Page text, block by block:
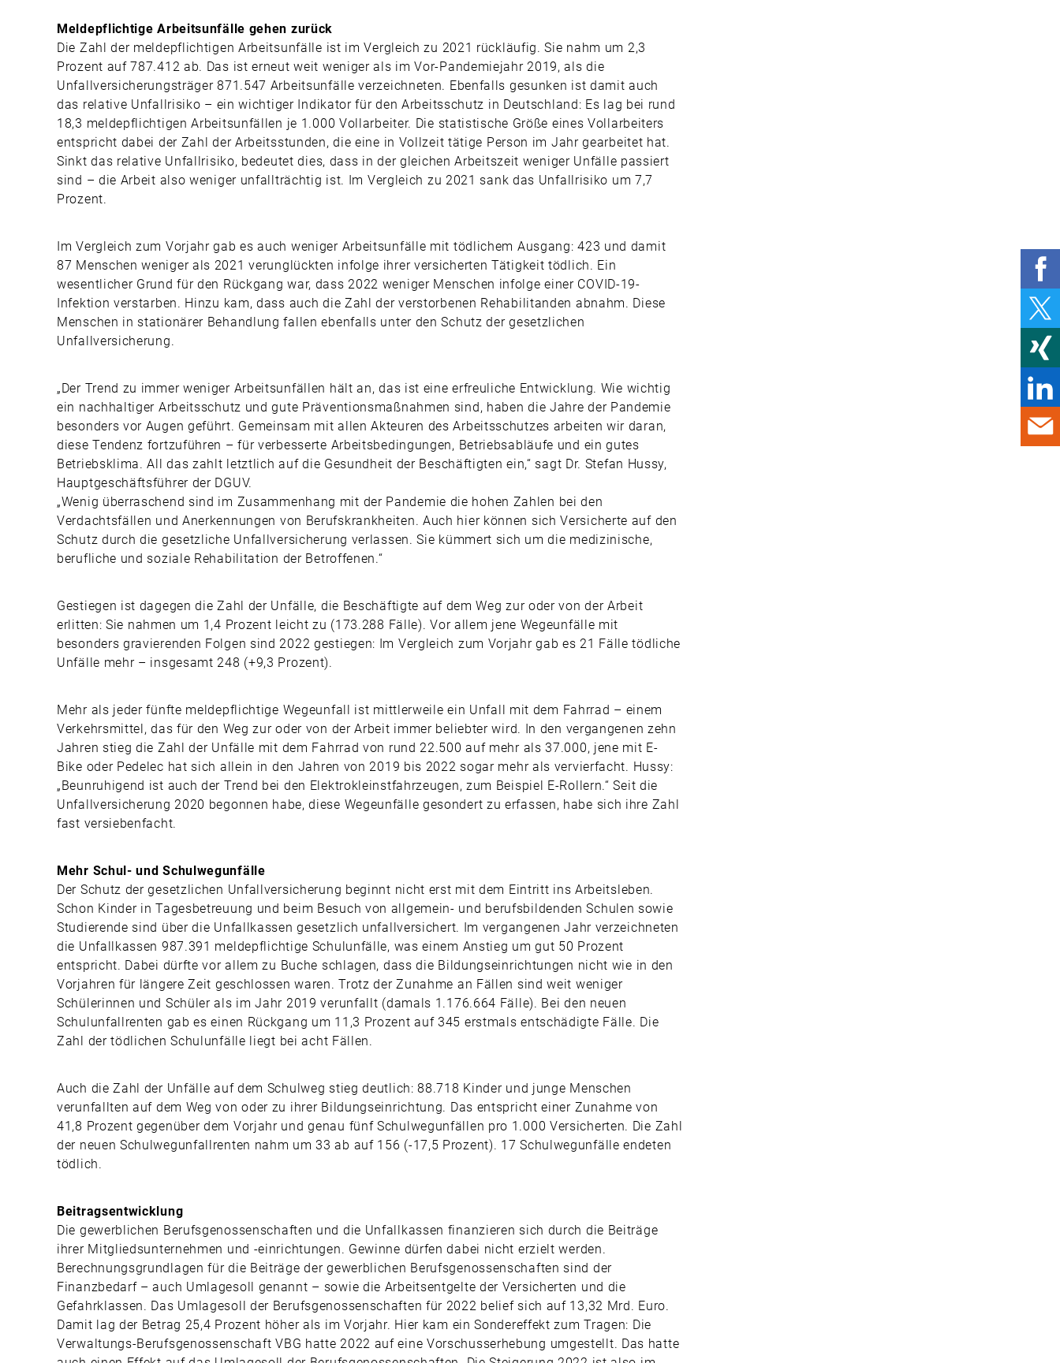
Meldepflichtige Arbeitsunfälle gehen zurück
Die Zahl der meldepflichtigen Arbeitsunfälle ist im Vergleich zu 2021 rückläufig. Sie nahm um 2,3
Prozent auf 787.412 ab. Das ist erneut weit weniger als im Vor-Pandemiejahr 2019, als die
Unfallversicherungsträger 871.547 Arbeitsunfälle verzeichneten. Ebenfalls gesunken ist damit auch
das relative Unfallrisiko – ein wichtiger Indikator für den Arbeitsschutz in Deutschland: Es lag bei rund
18,3 meldepflichtigen Arbeitsunfällen je 1.000 Vollarbeiter. Die statistische Größe eines Vollarbeiters
entspricht dabei der Zahl der Arbeitsstunden, die eine in Vollzeit tätige Person im Jahr gearbeitet hat.
Sinkt das relative Unfallrisiko, bedeutet dies, dass in der gleichen Arbeitszeit weniger Unfälle passiert
sind – die Arbeit also weniger unfallträchtig ist. Im Vergleich zu 2021 sank das Unfallrisiko um 7,7
Prozent.
Im Vergleich zum Vorjahr gab es auch weniger Arbeitsunfälle mit tödlichem Ausgang: 423 und damit
87 Menschen weniger als 2021 verunglückten infolge ihrer versicherten Tätigkeit tödlich. Ein
wesentlicher Grund für den Rückgang war, dass 2022 weniger Menschen infolge einer COVID-19-
Infektion verstarben. Hinzu kam, dass auch die Zahl der verstorbenen Rehabilitanden abnahm. Diese
Menschen in stationärer Behandlung fallen ebenfalls unter den Schutz der gesetzlichen
Unfallversicherung.
„Der Trend zu immer weniger Arbeitsunfällen hält an, das ist eine erfreuliche Entwicklung. Wie wichtig
ein nachhaltiger Arbeitsschutz und gute Präventionsmaßnahmen sind, haben die Jahre der Pandemie
besonders vor Augen geführt. Gemeinsam mit allen Akteuren des Arbeitsschutzes arbeiten wir daran,
diese Tendenz fortzuführen – für verbesserte Arbeitsbedingungen, Betriebsabläufe und ein gutes
Betriebsklima. All das zahlt letztlich auf die Gesundheit der Beschäftigten ein,“ sagt Dr. Stefan Hussy,
Hauptgeschäftsführer der DGUV.
„Wenig überraschend sind im Zusammenhang mit der Pandemie die hohen Zahlen bei den
Verdachtsfällen und Anerkennungen von Berufskrankheiten. Auch hier können sich Versicherte auf den
Schutz durch die gesetzliche Unfallversicherung verlassen. Sie kümmert sich um die medizinische,
berufliche und soziale Rehabilitation der Betroffenen.“
Gestiegen ist dagegen die Zahl der Unfälle, die Beschäftigte auf dem Weg zur oder von der Arbeit
erlitten: Sie nahmen um 1,4 Prozent leicht zu (173.288 Fälle). Vor allem jene Wegeunfälle mit
besonders gravierenden Folgen sind 2022 gestiegen: Im Vergleich zum Vorjahr gab es 21 Fälle tödliche
Unfälle mehr – insgesamt 248 (+9,3 Prozent).
Mehr als jeder fünfte meldepflichtige Wegeunfall ist mittlerweile ein Unfall mit dem Fahrrad – einem
Verkehrsmittel, das für den Weg zur oder von der Arbeit immer beliebter wird. In den vergangenen zehn
Jahren stieg die Zahl der Unfälle mit dem Fahrrad von rund 22.500 auf mehr als 37.000, jene mit E-
Bike oder Pedelec hat sich allein in den Jahren von 2019 bis 2022 sogar mehr als vervierfacht. Hussy:
„Beunruhigend ist auch der Trend bei den Elektrokleinstfahrzeugen, zum Beispiel E-Rollern.“ Seit die
Unfallversicherung 2020 begonnen habe, diese Wegeunfälle gesondert zu erfassen, habe sich ihre Zahl
fast versiebenfacht.
Mehr Schul- und Schulwegunfälle
Der Schutz der gesetzlichen Unfallversicherung beginnt nicht erst mit dem Eintritt ins Arbeitsleben.
Schon Kinder in Tagesbetreuung und beim Besuch von allgemein- und berufsbildenden Schulen sowie
Studierende sind über die Unfallkassen gesetzlich unfallversichert. Im vergangenen Jahr verzeichneten
die Unfallkassen 987.391 meldepflichtige Schulunfälle, was einem Anstieg um gut 50 Prozent
entspricht. Dabei dürfte vor allem zu Buche schlagen, dass die Bildungseinrichtungen nicht wie in den
Vorjahren für längere Zeit geschlossen waren. Trotz der Zunahme an Fällen sind weit weniger
Schülerinnen und Schüler als im Jahr 2019 verunfallt (damals 1.176.664 Fälle). Bei den neuen
Schulunfallrenten gab es einen Rückgang um 11,3 Prozent auf 345 erstmals entschädigte Fälle. Die
Zahl der tödlichen Schulunfälle liegt bei acht Fällen.
Auch die Zahl der Unfälle auf dem Schulweg stieg deutlich: 88.718 Kinder und junge Menschen
verunfallten auf dem Weg von oder zu ihrer Bildungseinrichtung. Das entspricht einer Zunahme von
41,8 Prozent gegenüber dem Vorjahr und genau fünf Schulwegunfällen pro 1.000 Versicherten. Die Zahl
der neuen Schulwegunfallrenten nahm um 33 ab auf 156 (-17,5 Prozent). 17 Schulwegunfälle endeten
tödlich.
Beitragsentwicklung
Die gewerblichen Berufsgenossenschaften und die Unfallkassen finanzieren sich durch die Beiträge
ihrer Mitgliedsunternehmen und -einrichtungen. Gewinne dürfen dabei nicht erzielt werden.
Berechnungsgrundlagen für die Beiträge der gewerblichen Berufsgenossenschaften sind der
Finanzbedarf – auch Umlagesoll genannt – sowie die Arbeitsentgelte der Versicherten und die
Gefahrklassen. Das Umlagesoll der Berufsgenossenschaften für 2022 belief sich auf 13,32 Mrd. Euro.
Damit lag der Betrag 25,4 Prozent höher als im Vorjahr. Hier kam ein Sondereffekt zum Tragen: Die
Verwaltungs-Berufsgenossenschaft VBG hatte 2022 auf eine Vorschusserhebung umgestellt. Das hatte